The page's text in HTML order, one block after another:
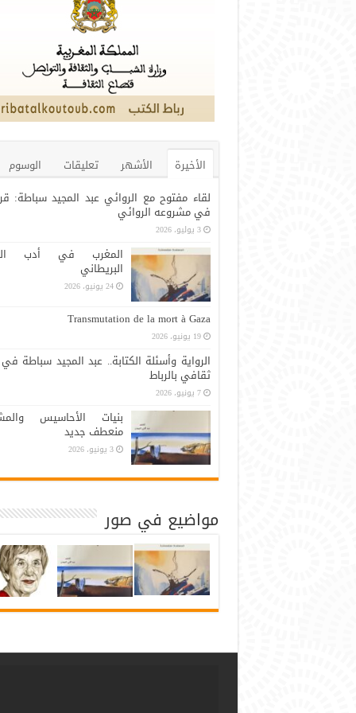
الأخيرة الأشهر تعليقات
الوسوم
لقاء مفتوح مع الروائي عبد المجيد سباطة:
في مشروعه الروائي
3 يوليو، 2026
المغرب في أدب
البريطاني
24 يونيو، 2026
Transmutation de la mort à Gaza
19 يونيو، 2026
الرواية وأسئلة الكتابة.. عبد المجيد سباطة
ثقافي بالرباط
7 يونيو، 2026
بنيات الأحاسيس
منعطف جديد
3 يونيو، 2026
مواضيع في صور